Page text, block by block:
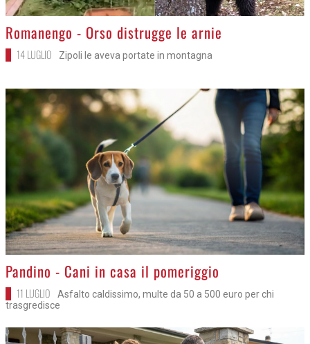
>
Romanengo - Orso distrugge le arnie
14 LUGLIO Zipoli le aveva portate in montagna
>
Pandino - Cani in casa il pomeriggio
11 LUGLIO
Asfalto caldissimo, multe da 50 a 500 euro per chi
trasgredisce